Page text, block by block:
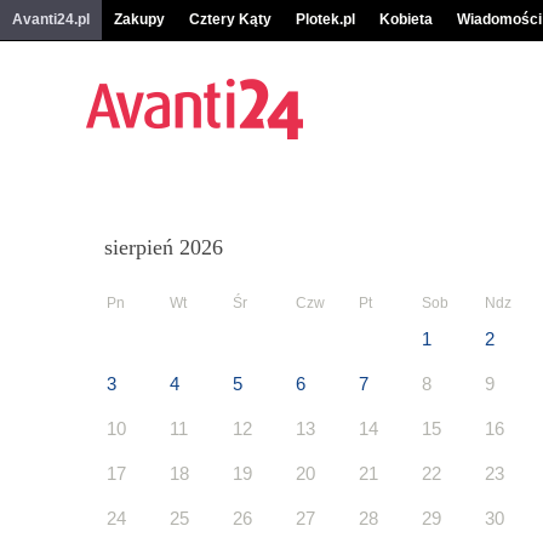
Avanti24.pl Zakupy Cztery Kąty Plotek.pl Kobieta Wiadomości
sierpień 2026
Pn Wt Śr Czw Pt Sob Ndz
1 2
3 4 5 6 7 8 9
10 11 12 13 14 15 16
17 18 19 20 21 22 23
24 25 26 27 28 29 30